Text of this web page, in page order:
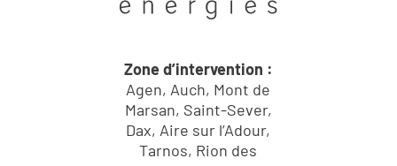
Zone d’intervention :
Agen, Auch, Mont de
Marsan, Saint-Sever,
Dax, Aire sur l’Adour,
Tarnos, Rion des